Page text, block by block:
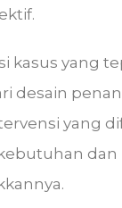
kasus yang
desain
yang
dan